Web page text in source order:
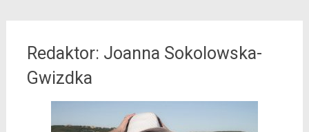
Redaktor: Joanna Sokolowska-
Gwizdka